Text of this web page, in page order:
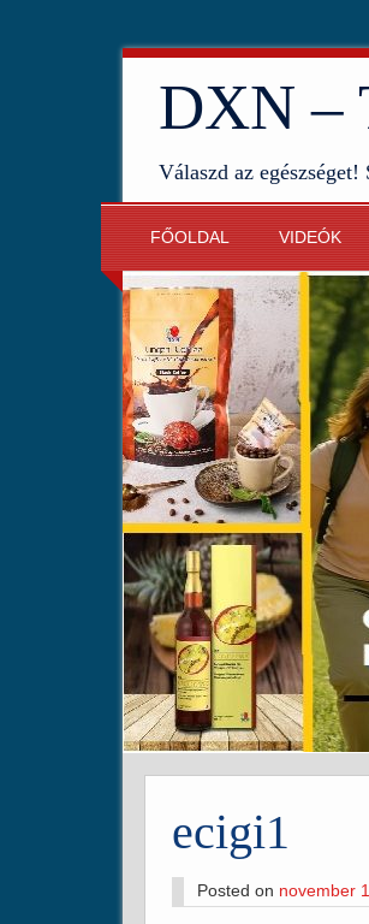
DXN –
Válaszd az
FŐOLDAL VIDEÓK
ecigi1
Posted on november